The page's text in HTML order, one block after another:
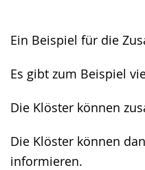
Ein Beispiel für die
Es gibt zum Beispiel
Die Klöster können
Die Klöster können
informieren.